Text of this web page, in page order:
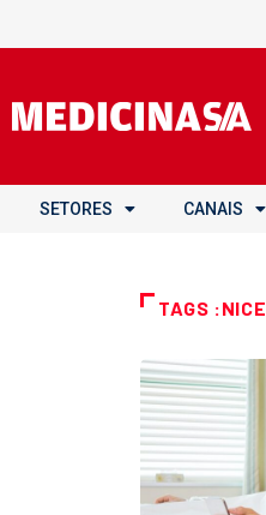
SETORES CANAIS
TAGS :NICE